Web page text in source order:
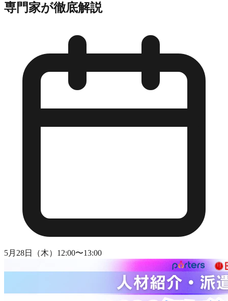
専門家が徹底解説
5月28日（木）12:00〜13:00